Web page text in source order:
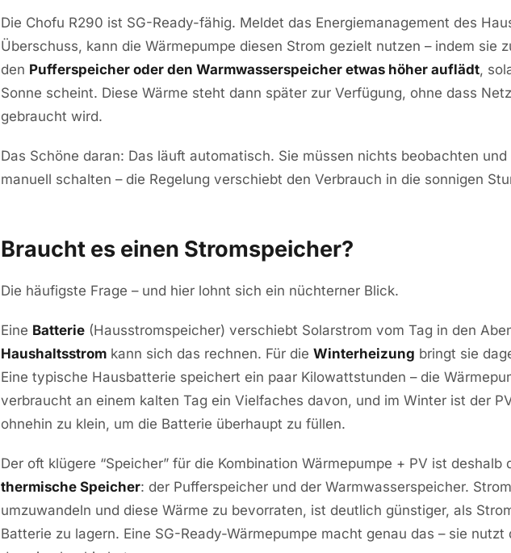
Die Chofu R290 ist SG-Ready-fähig. Meldet das Energiemanagement des
Überschuss, kann die Wärmepumpe diesen Strom gezielt nutzen – indem sie
den Pufferspeicher oder den Warmwasserspeicher etwas höher auflädt,
Sonne scheint. Diese Wärme steht dann später zur Verfügung, ohne dass
gebraucht wird.
Das Schöne daran: Das läuft automatisch. Sie müssen nichts beobachten und
manuell schalten – die Regelung verschiebt den Verbrauch in die sonnigen
Braucht es einen Stromspeicher?
Die häufigste Frage – und hier lohnt sich ein nüchterner Blick.
Eine Batterie (Hausstromspeicher) verschiebt Solarstrom vom Tag in den
Haushaltsstrom kann sich das rechnen. Für die Winterheizung bringt sie
Eine typische Hausbatterie speichert ein paar Kilowattstunden – die
verbraucht an einem kalten Tag ein Vielfaches davon, und im Winter ist der
ohnehin zu klein, um die Batterie überhaupt zu füllen.
Der oft klügere “Speicher” für die Kombination Wärmepumpe + PV ist deshalb
thermische Speicher: der Pufferspeicher und der Warmwasserspeicher.
umzuwandeln und diese Wärme zu bevorraten, ist deutlich günstiger, als
Batterie zu lagern. Eine SG-Ready-Wärmepumpe macht genau das – sie nutzt